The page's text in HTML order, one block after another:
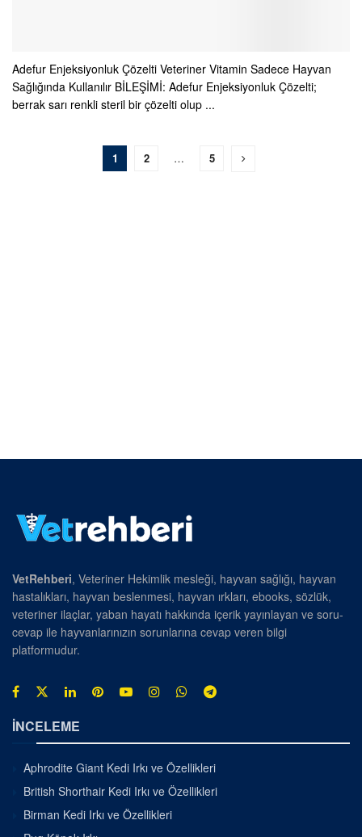
Adefur Enjeksiyonluk Çözelti Veteriner Vitamin Sadece Hayvan
Sağlığında Kullanılır BİLEŞİMİ: Adefur Enjeksiyonluk Çözelti;
berrak sarı renkli steril bir çözelti olup ...
1 2 … 5
VetRehberi, Veteriner Hekimlik mesleği, hayvan sağlığı, hayvan
hastalıkları, hayvan beslenmesi, hayvan ırkları, ebooks, sözlük,
veteriner ilaçlar, yaban hayatı hakkında içerik yayınlayan ve soru-
cevap ile hayvanlarınızın sorunlarına cevap veren bilgi
platformudur.
İNCELEME
Aphrodite Giant Kedi Irkı ve Özellikleri
British Shorthair Kedi Irkı ve Özellikleri
Birman Kedi Irkı ve Özellikleri